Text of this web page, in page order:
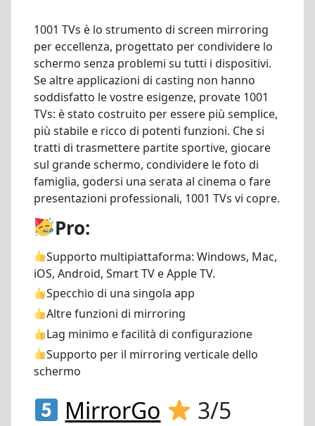
1001 TVs è lo strumento di screen mirroring
per eccellenza, progettato per condividere lo
schermo senza problemi su tutti i dispositivi.
Se altre applicazioni di casting non hanno
soddisfatto le vostre esigenze, provate 1001
TVs: è stato costruito per essere più semplice,
più stabile e ricco di potenti funzioni. Che si
tratti di trasmettere partite sportive, giocare
sul grande schermo, condividere le foto di
famiglia, godersi una serata al cinema o fare
presentazioni professionali, 1001 TVs vi copre.
Pro:
Supporto multipiattaforma: Windows, Mac,
iOS, Android, Smart TV e Apple TV.
Specchio di una singola app
Altre funzioni di mirroring
Lag minimo e facilità di configurazione
Supporto per il mirroring verticale dello
schermo
MirrorGo 3/5